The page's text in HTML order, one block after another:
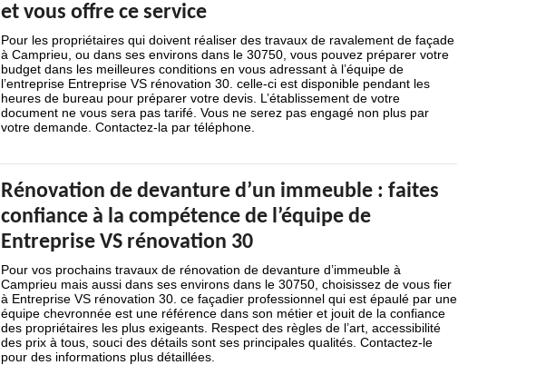
et vous offre ce service
Pour les propriétaires qui doivent réaliser des travaux de ravalement de façade
à Camprieu, ou dans ses environs dans le 30750, vous pouvez préparer votre
budget dans les meilleures conditions en vous adressant à l’équipe de
l’entreprise Entreprise VS rénovation 30. celle-ci est disponible pendant les
heures de bureau pour préparer votre devis. L’établissement de votre
document ne vous sera pas tarifé. Vous ne serez pas engagé non plus par
votre demande. Contactez-la par téléphone.
Rénovation de devanture d’un immeuble : faites
confiance à la compétence de l’équipe de
Entreprise VS rénovation 30
Pour vos prochains travaux de rénovation de devanture d’immeuble à
Camprieu mais aussi dans ses environs dans le 30750, choisissez de vous fier
à Entreprise VS rénovation 30. ce façadier professionnel qui est épaulé par une
équipe chevronnée est une référence dans son métier et jouit de la confiance
des propriétaires les plus exigeants. Respect des règles de l’art, accessibilité
des prix à tous, souci des détails sont ses principales qualités. Contactez-le
pour des informations plus détaillées.